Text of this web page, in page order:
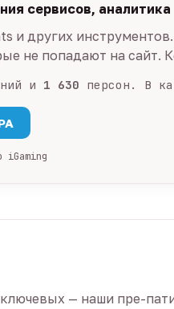
сервисов, аналитика
и других
не попадают на сайт.
и 1 630 персон. В
iGaming
— наши пре-